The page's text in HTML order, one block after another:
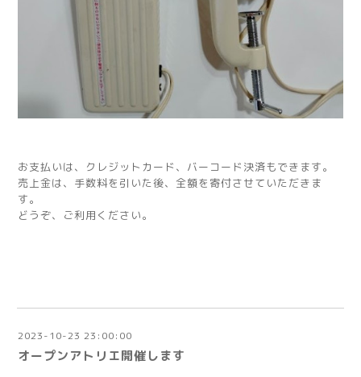
お支払いは、クレジットカード、バーコード決済もできます。
売上金は、手数料を引いた後、全額を寄付させていただきま
す。
どうぞ、ご利用ください。
2023-10-23 23:00:00
オープンアトリエ開催します